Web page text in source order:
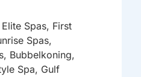
Spas, First
Spas,
Bubbelkoning,
Spa, Gulf